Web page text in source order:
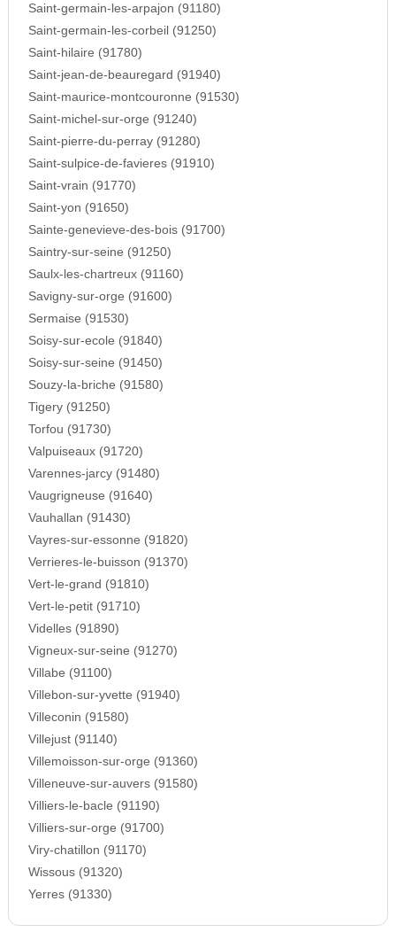
Saint-germain-les-arpajon (91180)
Saint-germain-les-corbeil (91250)
Saint-hilaire (91780)
Saint-jean-de-beauregard (91940)
Saint-maurice-montcouronne (91530)
Saint-michel-sur-orge (91240)
Saint-pierre-du-perray (91280)
Saint-sulpice-de-favieres (91910)
Saint-vrain (91770)
Saint-yon (91650)
Sainte-genevieve-des-bois (91700)
Saintry-sur-seine (91250)
Saulx-les-chartreux (91160)
Savigny-sur-orge (91600)
Sermaise (91530)
Soisy-sur-ecole (91840)
Soisy-sur-seine (91450)
Souzy-la-briche (91580)
Tigery (91250)
Torfou (91730)
Valpuiseaux (91720)
Varennes-jarcy (91480)
Vaugrigneuse (91640)
Vauhallan (91430)
Vayres-sur-essonne (91820)
Verrieres-le-buisson (91370)
Vert-le-grand (91810)
Vert-le-petit (91710)
Videlles (91890)
Vigneux-sur-seine (91270)
Villabe (91100)
Villebon-sur-yvette (91940)
Villeconin (91580)
Villejust (91140)
Villemoisson-sur-orge (91360)
Villeneuve-sur-auvers (91580)
Villiers-le-bacle (91190)
Villiers-sur-orge (91700)
Viry-chatillon (91170)
Wissous (91320)
Yerres (91330)